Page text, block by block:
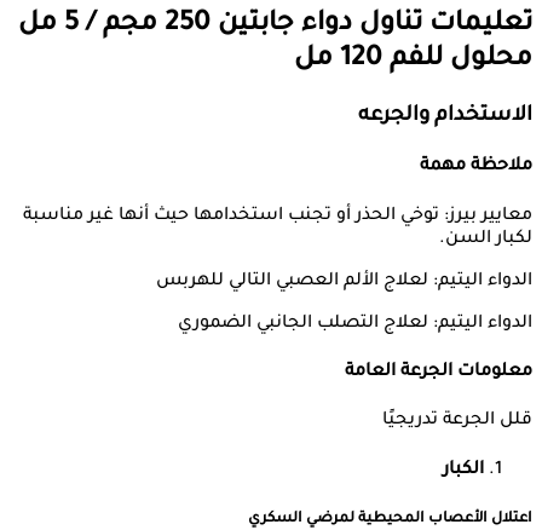
تعليمات تناول دواء
جابتين 250 مجم / 5 مل
محلول للفم 120 مل
الاستخدام والجرعه
ملاحظة مهمة
معايير بيرز: توخي الحذر أو تجنب استخدامها حيث أنها غير مناسبة
لكبار السن.
الدواء اليتيم: لعلاج الألم العصبي التالي للهربس
الدواء اليتيم: لعلاج التصلب الجانبي الضموري
معلومات الجرعة العامة
قلل الجرعة تدريجيًا
الكبار
اعتلال الأعصاب المحيطية لمرضي السكري